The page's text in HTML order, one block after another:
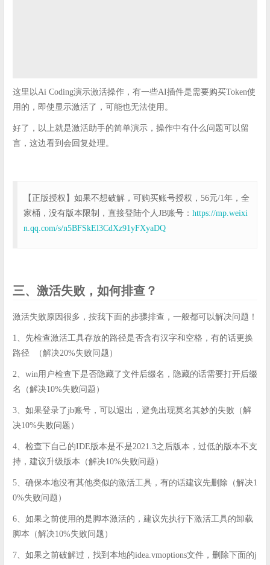
这里以Ai Coding演示激活操作，有一些AI插件是需要购买Token使
用的，即使显示激活了，可能也无法使用。
好了，以上就是激活助手的简单演示，操作中有什么问题可以留
言，这边看到会回复处理。
【正版授权】如果不想破解，可购买账号授权，56元/1年，全
家桶，没有版本限制，直接登陆个人JB账号： https://mp.weixi
n.qq.com/s/n5BFSkEl3CdXz91yFXyaDQ
三、激活失败，如何排查？
激活失败原因很多，按我下面的步骤排查，一般都可以解决问题！
1、先检查激活工具存放的路径是否含有汉字和空格，有的话更换
路径 （解决20%失败问题）
2、win用户检查下是否隐藏了文件后缀名，隐藏的话需要打开后缀
名（解决10%失败问题）
3、如果登录了jb账号，可以退出，避免出现莫名其妙的失败（解
决10%失败问题）
4、检查下自己的IDE版本是不是2021.3之后版本，过低的版本不支
持，建议升级版本（解决10%失败问题）
5、确保本地没有其他类似的激活工具，有的话建议先删除（解决1
0%失败问题）
6、如果之前使用的是脚本激活的，建议先执行下激活工具的卸载
脚本（解决10%失败问题）
7、如果之前破解过，找到本地的idea.vmoptions文件，删除下面的j